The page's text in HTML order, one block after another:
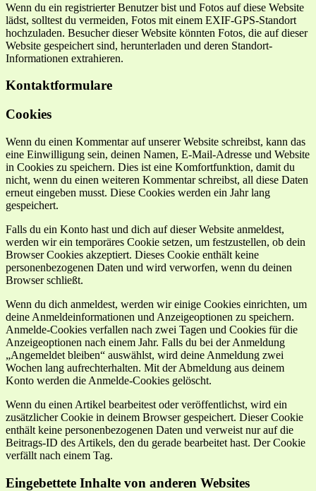
Wenn du ein registrierter Benutzer bist und Fotos auf diese Website
lädst, solltest du vermeiden, Fotos mit einem EXIF-GPS-Standort
hochzuladen. Besucher dieser Website könnten Fotos, die auf dieser
Website gespeichert sind, herunterladen und deren Standort-
Informationen extrahieren.
Kontaktformulare
Cookies
Wenn du einen Kommentar auf unserer Website schreibst, kann das
eine Einwilligung sein, deinen Namen, E-Mail-Adresse und Website
in Cookies zu speichern. Dies ist eine Komfortfunktion, damit du
nicht, wenn du einen weiteren Kommentar schreibst, all diese Daten
erneut eingeben musst. Diese Cookies werden ein Jahr lang
gespeichert.
Falls du ein Konto hast und dich auf dieser Website anmeldest,
werden wir ein temporäres Cookie setzen, um festzustellen, ob dein
Browser Cookies akzeptiert. Dieses Cookie enthält keine
personenbezogenen Daten und wird verworfen, wenn du deinen
Browser schließt.
Wenn du dich anmeldest, werden wir einige Cookies einrichten, um
deine Anmeldeinformationen und Anzeigeoptionen zu speichern.
Anmelde-Cookies verfallen nach zwei Tagen und Cookies für die
Anzeigeoptionen nach einem Jahr. Falls du bei der Anmeldung
„Angemeldet bleiben“ auswählst, wird deine Anmeldung zwei
Wochen lang aufrechterhalten. Mit der Abmeldung aus deinem
Konto werden die Anmelde-Cookies gelöscht.
Wenn du einen Artikel bearbeitest oder veröffentlichst, wird ein
zusätzlicher Cookie in deinem Browser gespeichert. Dieser Cookie
enthält keine personenbezogenen Daten und verweist nur auf die
Beitrags-ID des Artikels, den du gerade bearbeitet hast. Der Cookie
verfällt nach einem Tag.
Eingebettete Inhalte von anderen Websites